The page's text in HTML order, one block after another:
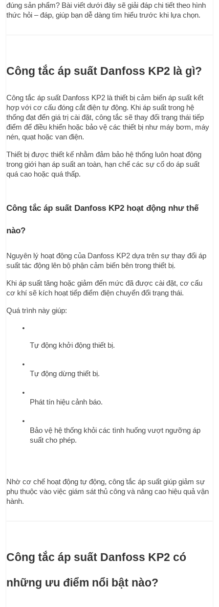
đúng sản phẩm? Bài viết dưới đây sẽ giải đáp chi tiết theo hình
thức hỏi – đáp, giúp bạn dễ dàng tìm hiểu trước khi lựa chọn.
Công tắc áp suất Danfoss KP2 là gì?
Công tắc áp suất Danfoss KP2 là thiết bị cảm biến áp suất kết
hợp với cơ cấu đóng cắt điện tự động. Khi áp suất trong hệ
thống đạt đến giá trị cài đặt, công tắc sẽ thay đổi trạng thái tiếp
điểm để điều khiển hoặc bảo vệ các thiết bị như máy bơm, máy
nén, quạt hoặc van điện.
Thiết bị được thiết kế nhằm đảm bảo hệ thống luôn hoạt động
trong giới hạn áp suất an toàn, hạn chế các sự cố do áp suất
quá cao hoặc quá thấp.
Công tắc áp suất Danfoss KP2 hoạt động như thế
nào?
Nguyên lý hoạt động của Danfoss KP2 dựa trên sự thay đổi áp
suất tác động lên bộ phận cảm biến bên trong thiết bị.
Khi áp suất tăng hoặc giảm đến mức đã được cài đặt, cơ cấu
cơ khí sẽ kích hoạt tiếp điểm điện chuyển đổi trạng thái.
Quá trình này giúp:
Tự động khởi động thiết bị.
Tự động dừng thiết bị.
Phát tín hiệu cảnh báo.
Bảo vệ hệ thống khỏi các tình huống vượt ngưỡng áp
suất cho phép.
Nhờ cơ chế hoạt động tự động, công tắc áp suất giúp giảm sự
phụ thuộc vào việc giám sát thủ công và nâng cao hiệu quả vận
hành.
Công tắc áp suất Danfoss KP2 có
những ưu điểm nổi bật nào?